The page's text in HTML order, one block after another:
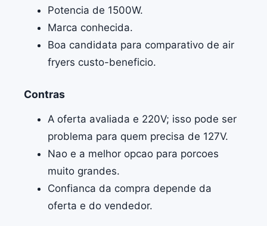
Potencia de 1500W.
Marca conhecida.
Boa candidata para comparativo de air
fryers custo-beneficio.
Contras
A oferta avaliada e 220V; isso pode ser
problema para quem precisa de 127V.
Nao e a melhor opcao para porcoes
muito grandes.
Confianca da compra depende da
oferta e do vendedor.